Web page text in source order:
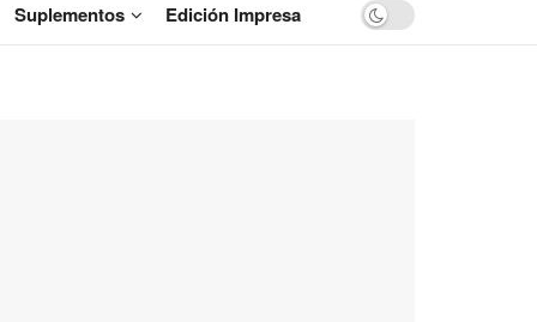
Suplementos Edición Impresa